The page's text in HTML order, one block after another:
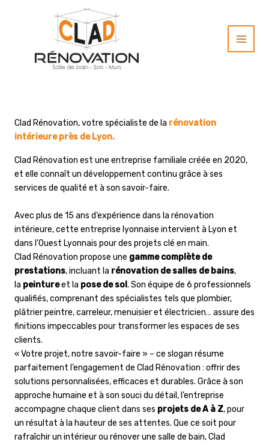
Clad Rénovation, votre spécialiste de la rénovation
intérieure près de Lyon.
Clad Rénovation est une entreprise familiale créée en 2020,
et elle connaît un développement continu grâce à ses
services de qualité et à son savoir-faire.
Avec plus de 15 ans d’expérience dans la rénovation
intérieure, cette entreprise lyonnaise intervient à Lyon et
dans l’Ouest Lyonnais pour des projets clé en main.
Clad Rénovation propose une gamme complète de
prestations, incluant la rénovation de salles de bains,
la peintureet la pose de sol. Son équipe de 6 professionnels
qualifiés, comprenant des spécialistes tels que plombier,
plâtrier peintre, carreleur, menuisier et électricien… assure des
finitions impeccables pour transformer les espaces de ses
clients.
« Votre projet, notre savoir-faire » – ce slogan résume
parfaitement l’engagement de Clad Rénovation : offrir des
solutions personnalisées, efficaces et durables. Grâce à son
approche humaine et à son souci du détail, l’entreprise
accompagne chaque client dans ses projets de A à Z, pour
un résultat à la hauteur de ses attentes. Que ce soit pour
rafraîchir un intérieur ou rénover une salle de bain, Clad